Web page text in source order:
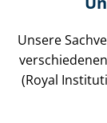
Unsere
(Royal